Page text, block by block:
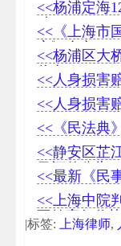
<<杨浦定海
<<《上海市
定》全文
<<杨浦区大
信息
<<人身损害
<<人身损害
<<《民法典
<<静安区芷
目评估公告
<<最新《民
<<上海中院
不签字征收
|标签: 上海律师,